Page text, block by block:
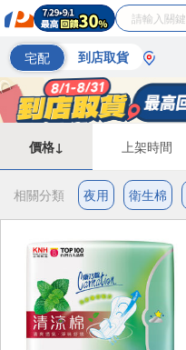
宅配 到店取貨
價格↓ 上架時間
相關分類 夜用 衛生棉